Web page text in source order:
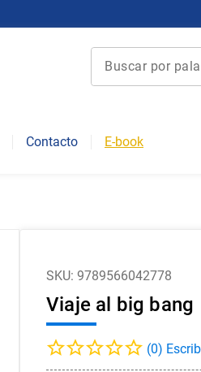
Buscar por
6. historia chile
7 historia
9. psicología
Contacto E-book
SKU: 9789566042778
Viaje al big bang
(0)